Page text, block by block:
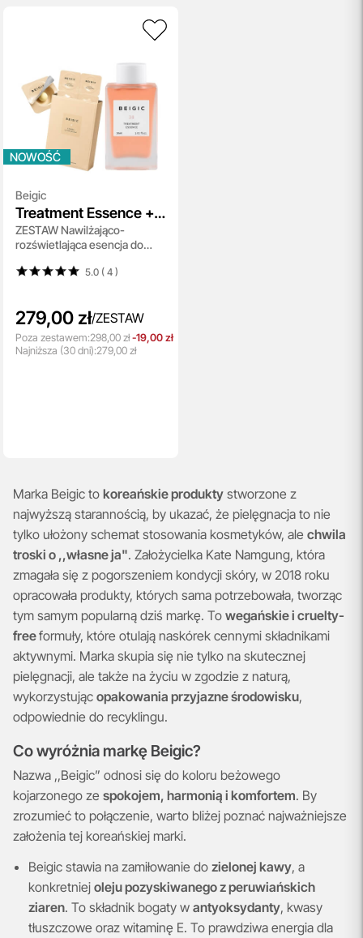
NOWOŚĆ
Beigic
Treatment Essence +
Vitamin C Active
Capsule
ZESTAW Nawilżająco-
rozświetlająca esencja do
kapsułkach z aktywną 40%
5.0 ( 4)
279,00 zł/ZESTAW
Poza zestawem:298,00 zł-19,00 zł
Najniższa (30 dni):279,00 zł
Marka Beigic to koreańskie produkty stworzone z
najwyższą starannością, by ukazać, że pielęgnacja to nie
tylko ułożony schemat stosowania kosmetyków, ale chwila
troski o ,,własne ja". Założycielka Kate Namgung, która
zmagała się z pogorszeniem kondycji skóry, w 2018 roku
opracowała produkty, których sama potrzebowała, tworząc
tym samym popularną dziś markę. To wegańskie i cruelty-
freeformuły, które otulają naskórek cennymi składnikami
aktywnymi. Marka skupia się nie tylko na skutecznej
pielęgnacji, ale także na życiu w zgodzie z naturą,
wykorzystując opakowania przyjazne środowisku,
odpowiednie do recyklingu.
Co wyróżnia markę Beigic?
Nazwa ,,Beigic” odnosi się do koloru beżowego
kojarzonego ze spokojem, harmonią i komfortem. By
zrozumieć to połączenie, warto bliżej poznać najważniejsze
założenia tej koreańskiej marki.
Beigic stawia na zamiłowanie dozielonej kawy, a
konkretniejoleju pozyskiwanego z peruwiańskich
ziaren. To składnik bogaty wantyoksydanty, kwasy
tłuszczowe oraz witaminę E. To prawdziwa energia dla